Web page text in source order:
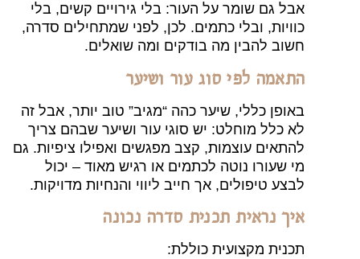
אבל גם שומר על העור: בלי גירויים קשים, בלי
כוויות, ובלי כתמים. לכן, לפני שמתחילים סדרה,
חשוב להבין מה בודקים ומה שואלים.
התאמה לפי סוג עור ושיער
באופן כללי, שיער כהה “מגיב” טוב יותר, אבל זה
לא כלל מוחלט: יש סוגי עור ושיער שבהם צריך
להתאים עוצמות, קצב מפגשים ואפילו ציפיות. גם
מי שעורו נוטה לכתמים או רגיש מאוד – יכול
לבצע טיפולים, אך חייב ליווי והנחיות מדויקות.
איך נראית תכנית סדרה נכונה
תכנית מקצועית כוללת: